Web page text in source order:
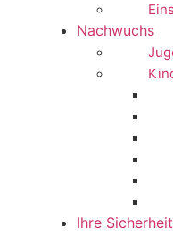
Nachwuchs
Ihre Sicherheit